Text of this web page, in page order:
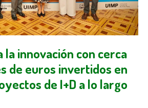
la innovación con cerca
de euros invertidos en
de I+D a lo largo